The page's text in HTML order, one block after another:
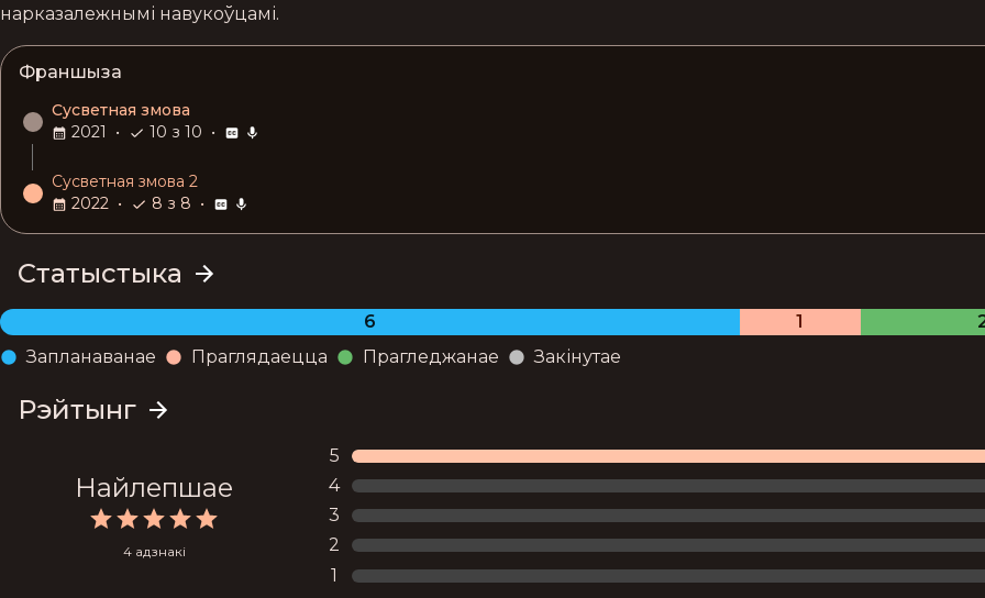
нарказалежнымі навукоўцамі.
Франшыза
Сусветная змова
2021
• 10 з 10 •
Сусветная змова 2
2022 • 8 з 8 •
Статыстыка
6 1
Запланаванае
Праглядаецца Прагледжанае Закінутае
Рэйтынг
Найлепшае
4 адзнакі
5
4
3
2
1